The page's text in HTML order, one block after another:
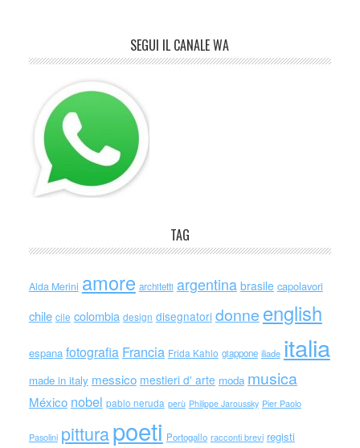
SEGUI IL CANALE WA
TAG
Alda Merini amore architetti argentina brasile capolavori
chile cile colombia design disegnatori donne english
espana fotografia Francia Frida Kahlo giappone iliade italia
made in italy messico mestieri d' arte moda musica
México nobel pablo neruda perù Philippe Jaroussky Pier Paolo
Pasolini pitturapoeti Portogallo racconti brevi registi